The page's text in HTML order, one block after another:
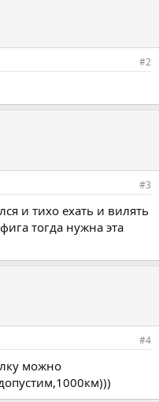
#2
#3
и тихо ехать и вилять
тогда нужна эта
#4
можно